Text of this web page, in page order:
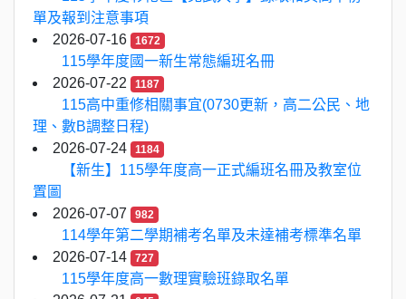
單及報到注意事項
2026-07-16
1672
115學年度國一新生常態編班名冊
2026-07-22
1187
115高中重修相關事宜(0730更新，高二公民、地
理、數B調整日程)
2026-07-24
1184
【新生】115學年度高一正式編班名冊及教室位
置圖
2026-07-07
982
114學年第二學期補考名單及未達補考標準名單
2026-07-14
727
115學年度高一數理實驗班錄取名單